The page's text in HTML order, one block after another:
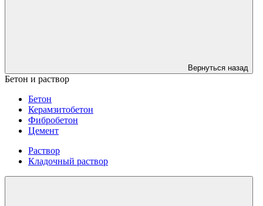
Вернуться назад
Бетон и раствор
Бетон
Керамзитобетон
Фибробетон
Цемент
Раствор
Кладочный раствор